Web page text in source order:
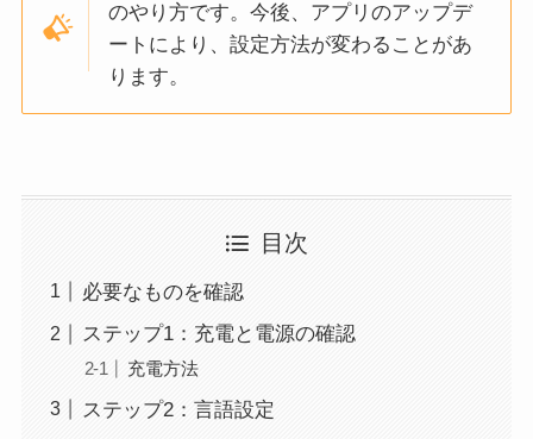
のやり方です。今後、アプリのアップデ
ートにより、設定方法が変わることがあ
ります。
目次
必要なものを確認
ステップ1：充電と電源の確認
充電方法
ステップ2：言語設定